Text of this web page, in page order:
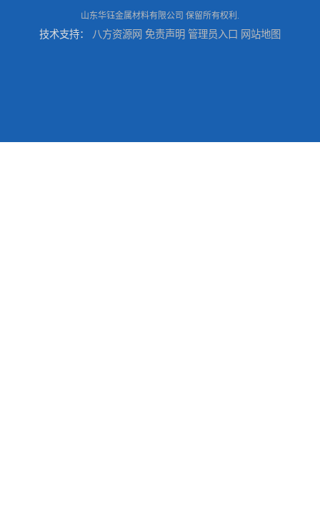
山东华钰金属材料有限公司 保留所有权利.
技术支持： 八方资源网 免责声明 管理员入口 网站地图